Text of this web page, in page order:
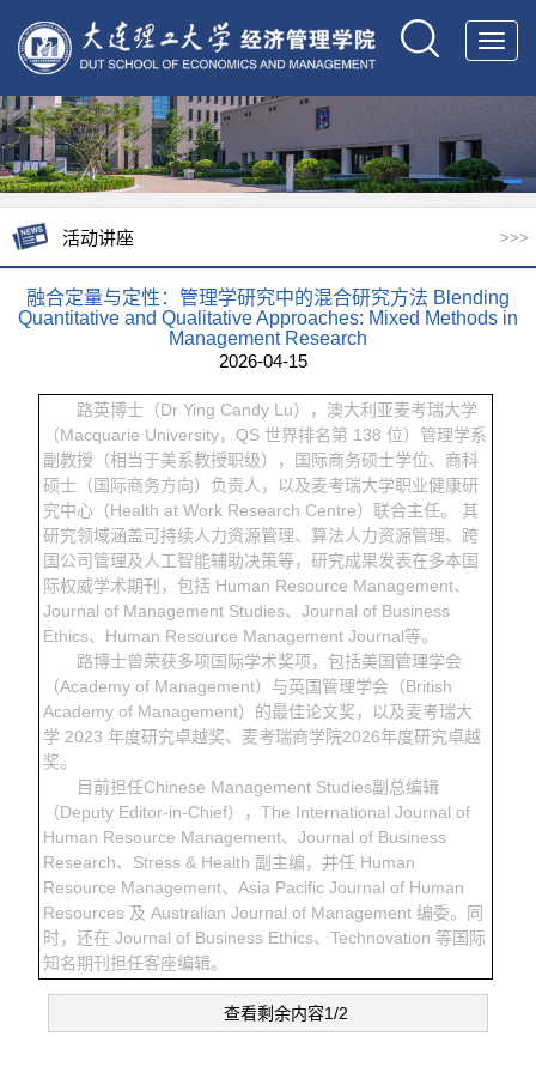
活动讲座 >>>
融合定量与定性：管理学研究中的混合研究方法 Blending
Quantitative and Qualitative Approaches: Mixed Methods in
Management Research
2026-04-15
路英博士（Dr Ying Candy Lu），澳大利亚麦考瑞大学
（Macquarie University，QS 世界排名第 138 位）管理学系
副教授（相当于美系教授职级），国际商务硕士学位、商科
硕士（国际商务方向）负责人，以及麦考瑞大学职业健康研
究中心（Health at Work Research Centre）联合主任。 其
研究领域涵盖可持续人力资源管理、算法人力资源管理、跨
国公司管理及人工智能辅助决策等，研究成果发表在多本国
际权威学术期刊，包括 Human Resource Management、
Journal of Management Studies、Journal of Business
Ethics、Human Resource Management Journal等。
路博士曾荣获多项国际学术奖项，包括美国管理学会
（Academy of Management）与英国管理学会（British
Academy of Management）的最佳论文奖，以及麦考瑞大
学 2023 年度研究卓越奖、麦考瑞商学院2026年度研究卓越
奖。
目前担任Chinese Management Studies副总编辑
（Deputy Editor-in-Chief），The International Journal of
Human Resource Management、Journal of Business
Research、Stress & Health 副主编，并任 Human
Resource Management、Asia Pacific Journal of Human
Resources 及 Australian Journal of Management 编委。同
时，还在 Journal of Business Ethics、Technovation 等国际
知名期刊担任客座编辑。
查看剩余内容1/2